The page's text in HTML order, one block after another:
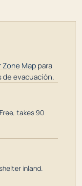
Zone Mappara
evacuación.
takes 90
inland.